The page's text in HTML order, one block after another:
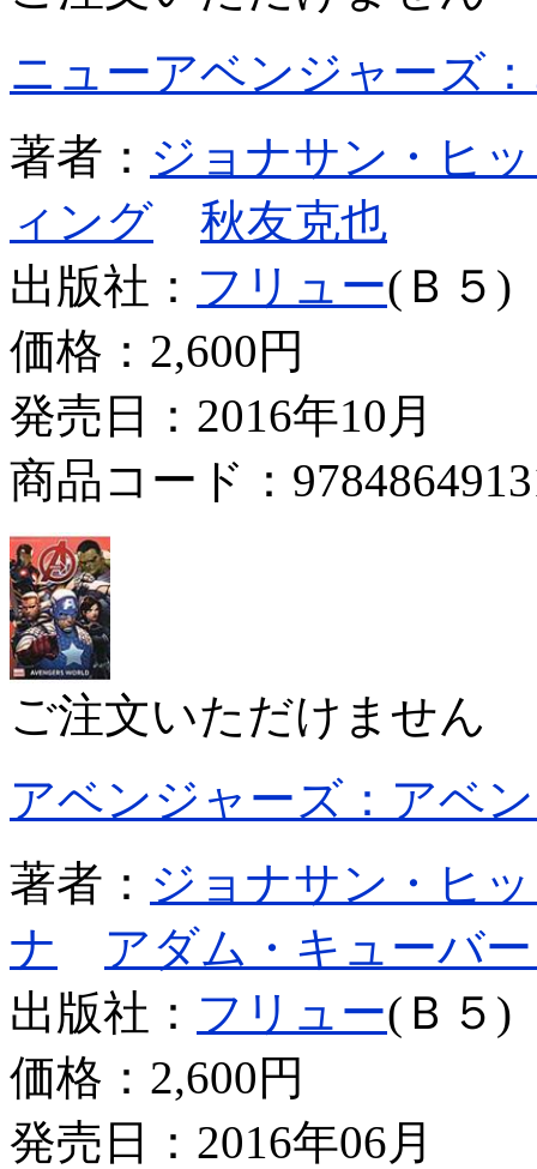
ニューアベンジャーズ
著者： ジョナサン・ヒ
ィング
秋友克也
出版社： フリュー(Ｂ５)
価格： 2,600円
発売日：2016年10月
商品コード：
ご注文いただけません
アベンジャーズ：アベ
著者： ジョナサン・ヒ
ナ
アダム・キューバ
出版社： フリュー(Ｂ５)
価格： 2,600円
発売日：2016年06月